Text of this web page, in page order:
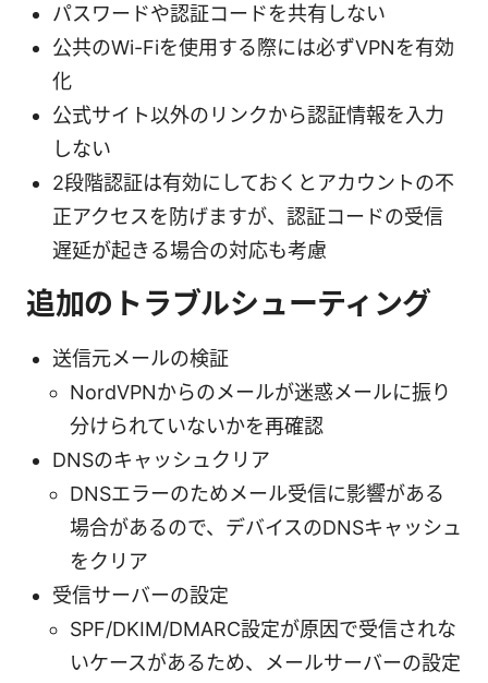
パスワードや認証コードを共有しない
公共のWi-Fiを使用する際には必ずVPNを有効
化
公式サイト以外のリンクから認証情報を入力
しない
2段階認証は有効にしておくとアカウントの不
正アクセスを防げますが、認証コードの受信
遅延が起きる場合の対応も考慮
追加のトラブルシューティング
送信元メールの検証
NordVPNからのメールが迷惑メールに振り
分けられていないかを再確認
DNSのキャッシュクリア
DNSエラーのためメール受信に影響がある
場合があるので、デバイスのDNSキャッシュ
をクリア
受信サーバーの設定
SPF/DKIM/DMARC設定が原因で受信されな
いケースがあるため、メールサーバーの設定